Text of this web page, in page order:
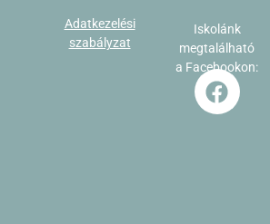
Adatkezelési
szabályzat
Iskolánk
megtalálható
a Facebookon: